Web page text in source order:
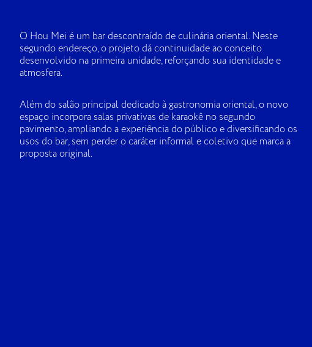
O Hou Mei é um bar descontraído de culinária oriental. Neste
segundo endereço, o projeto dá continuidade ao conceito
desenvolvido na primeira unidade, reforçando sua identidade e
atmosfera.
Além do salão principal dedicado à gastronomia oriental, o novo
espaço incorpora salas privativas de karaokê no segundo
pavimento, ampliando a experiência do público e diversificando os
usos do bar, sem perder o caráter informal e coletivo que marca a
proposta original.